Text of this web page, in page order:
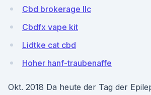
Cbd brokerage llc
Cbdfx vape kit
Lidtke cat cbd
Hoher hanf-traubenaffe
Okt. 2018 Da heute der Tag der